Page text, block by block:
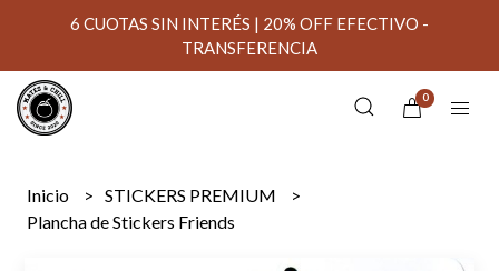
6 CUOTAS SIN INTERÉS | 20% OFF EFECTIVO -
TRANSFERENCIA
0
Inicio
STICKERS PREMIUM
Plancha de Stickers Friends